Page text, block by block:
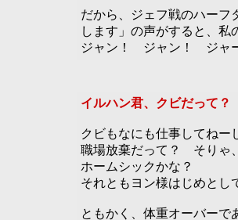
だから、ジェフ戦のハーフ
します」の声がすると、私
ジャン！ ジャン！ ジャ
イルハン君、クビだって？
クビもなにも仕事してねー
職場放棄だって？ そりゃ
ホームシックかな？
それともヨン様はじめとし
ともかく、体重オーバーで